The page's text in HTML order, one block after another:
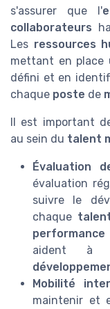
s'assurer que l'
collaborateurs
Les ressources
mettant en place
défini et en
chaque poste de
Il est important
au sein du talent
Évaluation
évaluation
suivre le
chaque
performance
aident à
Mobilité
maintenir et